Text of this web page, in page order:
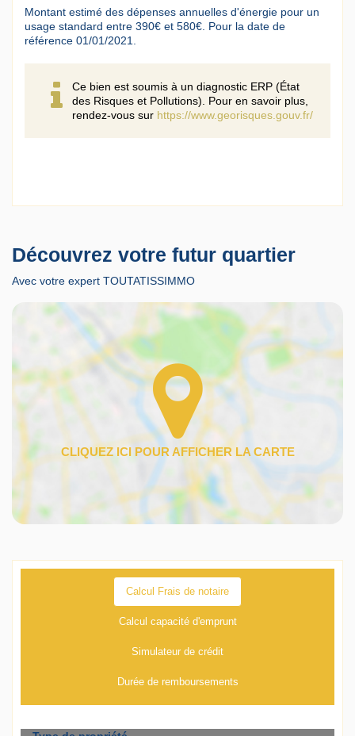
Montant estimé des dépenses annuelles d'énergie pour un
usage standard entre 390€ et 580€. Pour la date de
référence 01/01/2021.
Ce bien est soumis à un diagnostic ERP (État
des Risques et Pollutions). Pour en savoir plus,
rendez-vous sur https://www.georisques.gouv.fr/
Découvrez votre futur quartier
Avec votre expert TOUTATISSIMMO
Calcul Frais de notaire
Calcul capacité d'emprunt
Simulateur de crédit
Durée de remboursements